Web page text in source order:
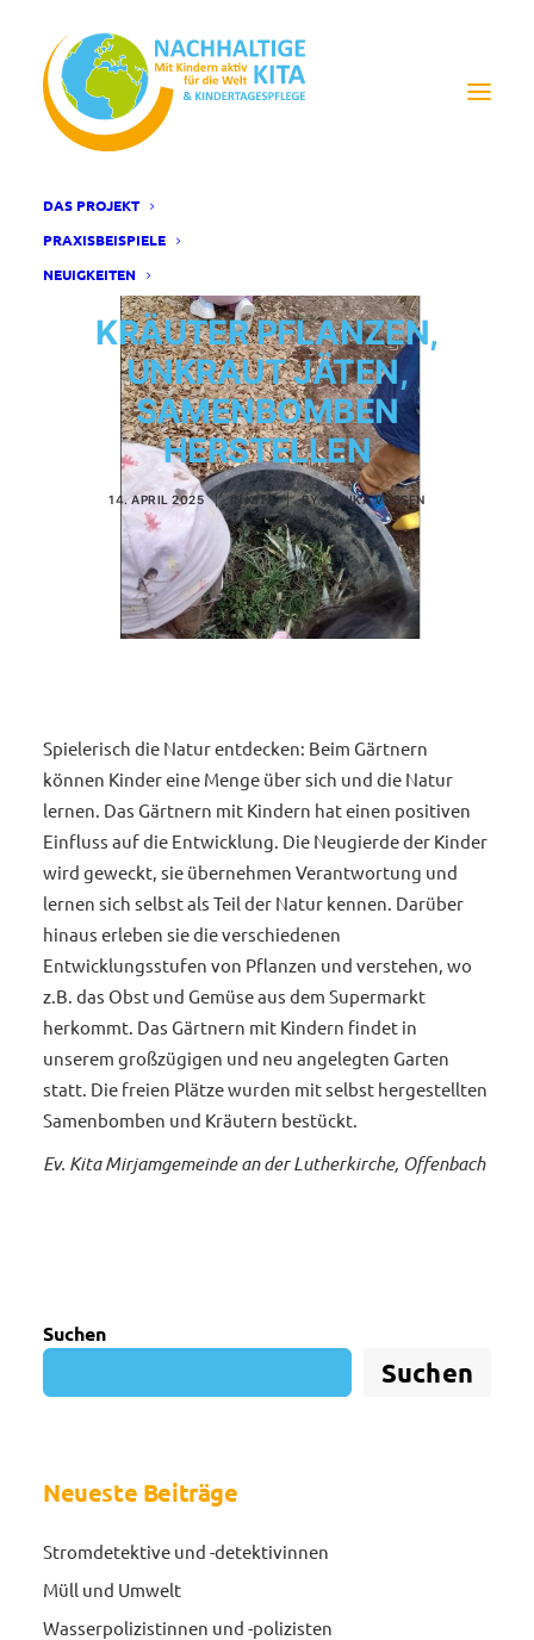
DAS PROJEKT
PRAXISBEISPIELE
NEUIGKEITEN
KRÄUTER PFLANZEN,
UNKRAUT JÄTEN,
SAMENBOMBEN
HERSTELLEN
14. APRIL 2025 | INKITA | BYANNIKA VOSSEN
Spielerisch die Natur entdecken: Beim Gärtnern
können Kinder eine Menge über sich und die Natur
lernen. Das Gärtnern mit Kindern hat einen positiven
Einfluss auf die Entwicklung. Die Neugierde der Kinder
wird geweckt, sie übernehmen Verantwortung und
lernen sich selbst als Teil der Natur kennen. Darüber
hinaus erleben sie die verschiedenen
Entwicklungsstufen von Pflanzen und verstehen, wo
z.B. das Obst und Gemüse aus dem Supermarkt
herkommt. Das Gärtnern mit Kindern findet in
unserem großzügigen und neu angelegten Garten
statt. Die freien Plätze wurden mit selbst hergestellten
Samenbomben und Kräutern bestückt.
Ev. Kita Mirjamgemeinde an der Lutherkirche, Offenbach
Suchen
Suchen
Neueste Beiträge
Stromdetektive und -detektivinnen
Müll und Umwelt
Wasserpolizistinnen und -polizisten